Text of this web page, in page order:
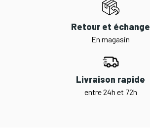
Retour et échange
En magasin
Livraison rapide
entre 24h et 72h